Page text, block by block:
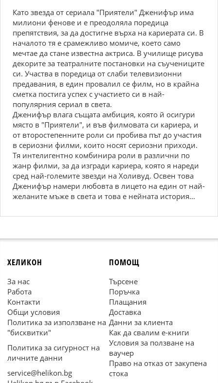
Като звезда от сериала "Приятели" Дженифър има
милиони фенове и е преодоляла поредица
препятствия, за да достигне върха на кариерата си. В
началото тя е срамежливо момиче, което само
мечтае да стане известна актриса. В училище рисува
декорите за театралните постановки на съучениците
си. Участва в поредица от слаби телевизионни
предавания, в един провалил се филм, но в крайна
сметка постига успех с участието си в най-
популярния сериал в света.
Дженифър влага същата амбиция, която й осигури
място в "Приятели", и във филмовата си кариера, и
от второстепенните роли си пробива път до участия
в сериозни филми, които носят сериозни приходи.
Тя интелигентно комбинира роли в различни по
жанр филми, за да изгради кариера, която я нареди
сред най-големите звезди на Холивуд. Освен това
Дженифър намери любовта в лицето на един от най-
желаните мъже в света и това е нейната история...
ХЕЛИКОН
За нас
Работа
Контакти
Общи условия
Политика за използване на
"бисквитки"
Политика за сигурност на
личните данни
service@helikon.bg
ПОМОЩ
Търсене
Поръчка
Плащания
Доставка
Данни за клиента
Как да свалим е-книги
Условия за ползване на
ваучер
Право на отказ от закупена
стока